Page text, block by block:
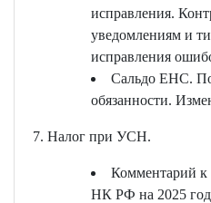
исправления.
уведомлениям и
исправления
Сальдо ЕНС.
обязанности.
7. Налог при УСН.
Комментарий к
НК РФ на 2025